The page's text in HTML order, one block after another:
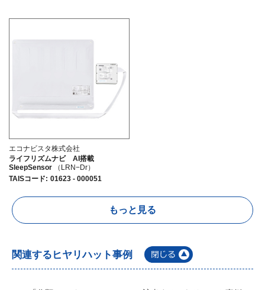
エコナビスタ株式会社
ライフリズムナビ AI搭載
SleepSensor
（LRN−Dr）
TAISコード: 01623 - 000051
もっと見る
関連するヒヤリハット事例